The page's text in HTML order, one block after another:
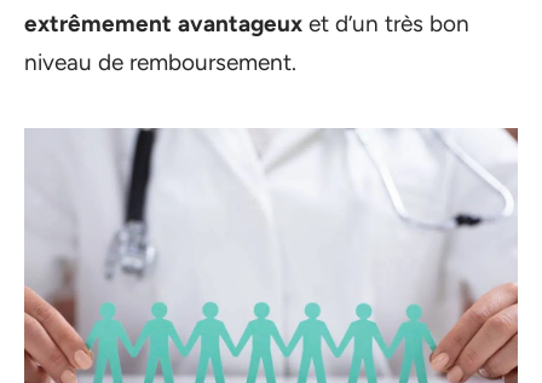
extrêmement avantageux et d’un très bon
niveau de remboursement.